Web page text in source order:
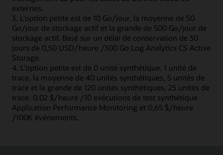
externes.
3. L'option petite est de 10 Go/jour, la moyenne de 50
Go/jour de stockage actif et la grande de 500 Go/jour de
stockage actif. Basé sur un délai de conservation de 30
jours de 0,50 USD/heure /300 Go Log Analytics CS Active
Storage.
4. L'option petite est de 0 unité synthétique, 1 unité de
trace, la moyenne de 40 unités synthétiques, 5 unités de
trace et la grande de 120 unités synthétiques, 25 unités de
trace. 0,02 $/heure /10 exécutions de test synthétique
Application Performance Monitoring et 0,65 $/heure
/100K événements.